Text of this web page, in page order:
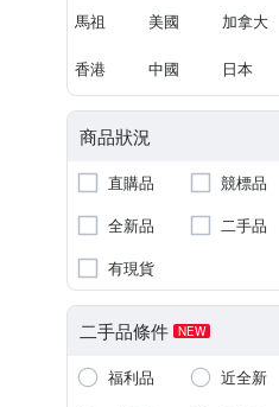
馬祖 美國 加拿大
香港 中國 日本
商品狀況
直購品
競標品
全新品
二手品
有現貨
二手品條件 NEW
福利品
近全新